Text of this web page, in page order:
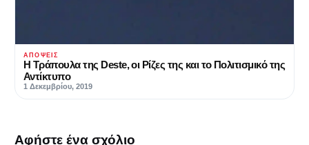
ΑΠΌΨΕΙΣ
Η Τράπουλα της Deste, οι Ρίζες της και το Πολιτισμικό της
Αντίκτυπο
1 Δεκεμβρίου, 2019
Αφήστε ένα σχόλιο